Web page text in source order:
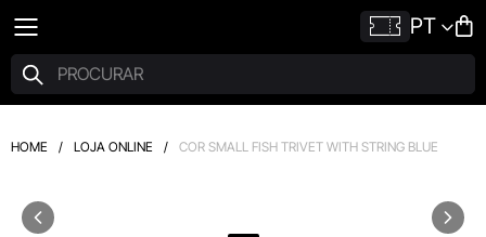
PT
HOME / LOJA ONLINE / COR SMALL FISH TRIVET WITH STRING BLUE